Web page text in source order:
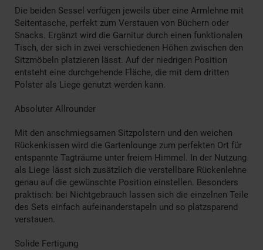
Die beiden Sessel verfügen jeweils über eine Armlehne mit
Seitentasche, perfekt zum Verstauen von Büchern oder
Snacks. Ergänzt wird die Garnitur durch einen funktionalen
Tisch, der sich in zwei verschiedenen Höhen zwischen den
Sitzmöbeln platzieren lässt. Auf der niedrigen Position
entsteht eine durchgehende Fläche, die mit dem dritten
Polster als Liege genutzt werden kann.
Absoluter Allrounder
Mit den anschmiegsamen Sitzpolstern und den weichen
Rückenkissen wird die Gartenlounge zum perfekten Ort für
entspannte Tagträume unter freiem Himmel. In der Nutzung
als Liege lässt sich zusätzlich die verstellbare Rückenlehne
genau auf die gewünschte Position einstellen. Besonders
praktisch: bei Nichtgebrauch lassen sich die einzelnen Teile
des Sets einfach aufeinanderstapeln und so platzsparend
verstauen.
Solide Fertigung